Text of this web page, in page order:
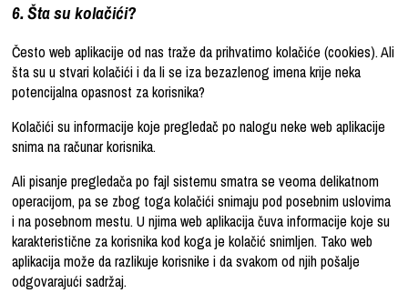
6. Šta su kolačići?
Često web aplikacije od nas traže da prihvatimo kolačiće (cookies). Ali
šta su u stvari kolačići i da li se iza bezazlenog imena krije neka
potencijalna opasnost za korisnika?
Kolačići su informacije koje pregledač po nalogu neke web aplikacije
snima na računar korisnika.
Ali pisanje pregledača po fajl sistemu smatra se veoma delikatnom
operacijom, pa se zbog toga kolačići snimaju pod posebnim uslovima
i na posebnom mestu. U njima web aplikacija čuva informacije koje su
karakteristične za korisnika kod koga je kolačić snimljen. Tako web
aplikacija može da razlikuje korisnike i da svakom od njih pošalje
odgovarajući sadržaj.